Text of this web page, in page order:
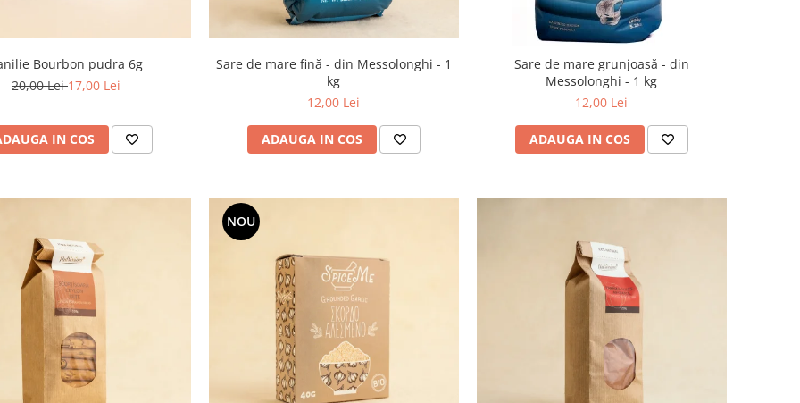
Bourbon pudra 6g
20,00 Lei17,00 Lei
IN COS
Sare de mare fină - din Messolonghi - 1
kg
12,00 Lei
ADAUGA IN COS
Sare de mare grunjoasă - din
Messolonghi - 1 kg
12,00 Lei
ADAUGA IN COS
NOU